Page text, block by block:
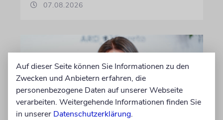
07.08.2026
Auf dieser Seite können Sie Informationen zu den
Zwecken und Anbietern erfahren, die
personenbezogene Daten auf unserer Webseite
verarbeiten. Weitergehende Informationen finden Sie
in unserer Datenschutzerklärung.